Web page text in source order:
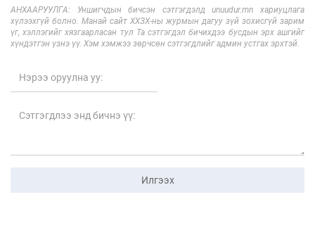
АНХААРУУЛГА: Уншигчдын бичсэн сэтгэгдэлд unuudur.mn хариуцлага
хүлээхгүй болно. Манай сайт ХХЗХ-ны журмын дагуу зүй зохисгүй зарим
үг, хэллэгийг хязгаарласан тул Та сэтгэгдэл бичихдээ бусдын эрх ашгийг
хүндэтгэн үзнэ үү. Хэм хэмжээ зөрчсөн сэтгэгдлийг админ устгах эрхтэй.
Илгээх